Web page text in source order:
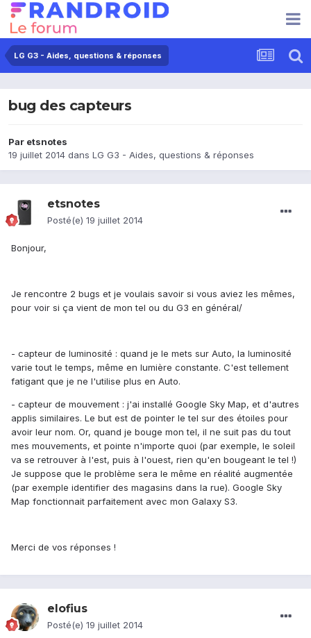
LG G3 - Aides, questions & réponses
bug des capteurs
Par etsnotes
19 juillet 2014 dans LG G3 - Aides, questions & réponses
etsnotes
Posté(e) 19 juillet 2014
Bonjour,
Je rencontre 2 bugs et je voulais savoir si vous aviez les mêmes,
pour voir si ça vient de mon tel ou du G3 en général/
- capteur de luminosité : quand je le mets sur Auto, la luminosité
varie tout le temps, même en lumière constante. C'est tellement
fatigant que je ne l'utilise plus en Auto.
- capteur de mouvement : j'ai installé Google Sky Map, et d'autres
applis similaires. Le but est de pointer le tel sur des étoiles pour
avoir leur nom. Or, quand je bouge mon tel, il ne suit pas du tout
mes mouvements, et pointe n'importe quoi (par exemple, le soleil
va se retrouver à l'est, puis à l'ouest, rien qu'en bougeant le tel !)
Je suppose que le problème sera le même en réalité augmentée
(par exemple identifier des magasins dans la rue). Google Sky
Map fonctionnait parfaitement avec mon Galaxy S3.
Merci de vos réponses !
elofius
Posté(e) 19 juillet 2014